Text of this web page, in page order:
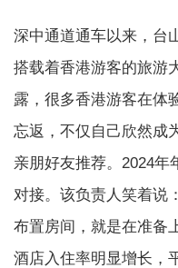
深中通道通车以来，台
搭载着香港游客的旅游
露，很多香港游客在体
忘返，不仅自己欣然成
亲朋好友推荐。2024年
对接。该负责人笑着说
布置房间，就是在准备
酒店入住率明显增长，